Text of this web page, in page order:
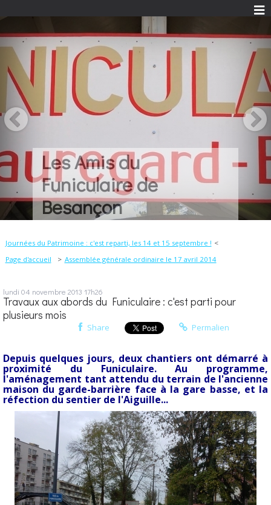
Une histoire...
Quelques idées...
Beaucoup de
passion...
Journées du Patrimoine : c'est reparti, les 14 et 15 septembre !
Page d'accueil
Assemblée générale ordinaire le 17 avril 2014
lundi 04 novembre 2013 17h26
Travaux aux abords du Funiculaire : c'est parti pour
plusieurs mois
Share Permalien
Depuis quelques jours, deux chantiers ont démarré à
proximité du Funiculaire. Au programme,
l'aménagement tant attendu du terrain de l'ancienne
maison du garde-barrière face à la gare basse, et la
réfection du sentier de l'Aiguille...